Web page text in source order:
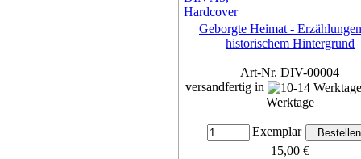
Geborgte Heimat -
historischem Hintergrund
Art-Nr. DIV-00004
versandfertig in
Werktage
Exemplar
15,00 €